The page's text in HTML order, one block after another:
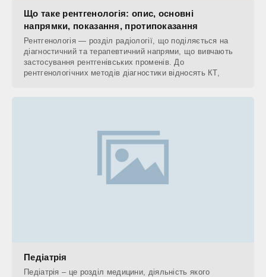
Що таке рентгенологія: опис, основні
напрямки, показання, протипоказання
Рентгенологія — розділ радіології, що поділяється на
діагностичний та терапевтичний напрями, що вивчають
застосування рентгенівських променів. До
рентгенологічних методів діагностики відносять КТ,
Педіатрія
Педіатрія – це розділ медицини, діяльність якого